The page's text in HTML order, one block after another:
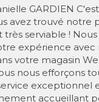
GARDIEN
avez trouvé notre
très serviable !
expérience avec
votre magasin
nous efforçons
exceptionnel
accueillant